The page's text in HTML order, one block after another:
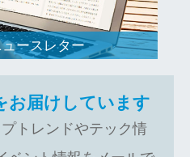
ースレター
お届けしています
トレンドやテック情